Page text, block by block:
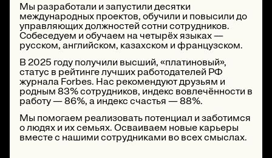
Мы разработали и запустили десятки
международных проектов, обучили и повысили до
управляющих должностей сотни сотрудников.
Собеседуем и обучаем на четырёх языках —
русском, английском, казахском и французском.
В 2025 году получили высший, «платиновый»,
статус в рейтинге лучших работодателей РФ
журнала Forbes. Нас рекомендуют друзьям и
родным 83% сотрудников, индекс вовлечённости в
работу — 86%, а индекс счастья — 88%.
Мы помогаем реализовать потенциал и заботимся
о людях и их семьях. Осваиваем новые карьеры
вместе с нашими сотрудниками во всех смыслах.